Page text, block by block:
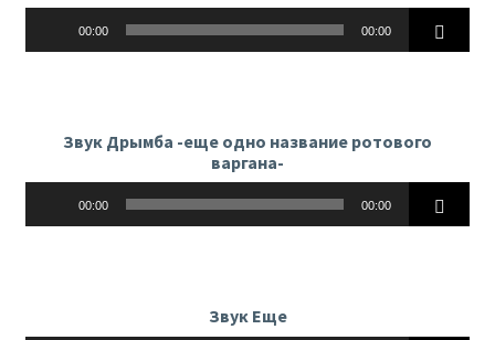
00:00 00:00
Звук Дрымба -еще одно название ротового
варгана-
00:00 00:00
Звук Еще